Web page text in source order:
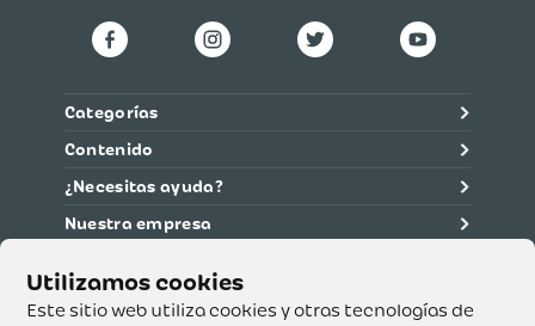
Este sitio web utiliza cookies y otras tecnologías de
Categorías
Contenido
¿Necesitas ayuda?
Nuestra empresa